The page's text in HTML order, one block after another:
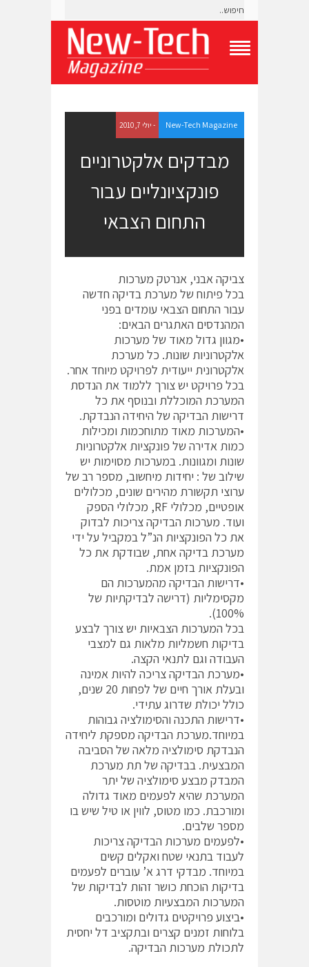
g
l
e
N
M
n
u
New-Tech Magazine - יולי 7, 2010
מבדקים אלקטרוניים
פונקציונליים עבור
התחום הצבאי
צביקה אבני, אנרטק מערכות
בכל פיתוח של מערכת בדיקה חדשה
עבור התחום הצבאי עומדים בפני
המהנדסים האתגרים הבאים:
•מגוון גדול מאוד של מערכות
אלקטרוניות שונות. כל מערכת
אלקטרונית ייעודית לפרויקט מיוחד אחר.
בכל פרויקט יש צורך ללמוד את הנדסת
המערכת המוכללת ובנוסף את כל
דרישות הבדיקה של היחידה הנבדקת.
•המערכות מאוד מתוחכמות ומכילות
כמות אדירה של פונקציות אלקטרוניות
שונות ומגוונות. במערכות מסוימות יש
שילוב של : יחידות מיחשוב, מספר רב של
ערוצי תקשורת מהירים שונים, מכלולים
אופטיים, מכלולי RF, מכלולי הספק
ועוד. מערכות הבדיקה צריכות לבדוק
את כל הפונקציות הנ”ל במקביל על ידי
מערכת בדיקה אחת, שבודקת את כל
הפונקציות בזמן אמת.
•דרישות הבדיקה מהמערכות הם
מקסימליות (דרישה לבדיקתיות של
100%).
בכל המערכות הצבאיות יש צורך לבצע
בדיקות חשמליות מלאות גם למצבי
העבודה וגם לתנאי הקצה.
•מערכת הבדיקה צריכה להיות אמינה
ובעלת אורך חיים של לפחות 20 שנים,
כולל יכולת שדרוג עתידי.
•דרישות התכנה והסימולציה גבוהות
במיוחד.מערכת הבדיקה מספקת ליחידה
הנבדקת סימולציה מלאה של הסביבה
המבצעית. בבדיקה של תת מערכת
המבדק מבצע סימולציה של יתר
המערכת שהיא לפעמים מאוד גדולה
ומורכבת. כמו מטוס, לווין או טיל שיש בו
מספר שלבים.
•לפעמים מערכות הבדיקה צריכות
לעבוד בתנאי שטח ואקלים קשים
במיוחד. מבדקי דרג א’ עוברים לפעמים
בדיקות הוכחת כושר זהות לבדיקות של
המערכות המבצעיות מוטסות.
•ביצוע פרויקטים גדולים ומורכבים
בלוחות זמנים קצרים ובתקציב דל יחסית
לתכולת מערכות הבדיקה.